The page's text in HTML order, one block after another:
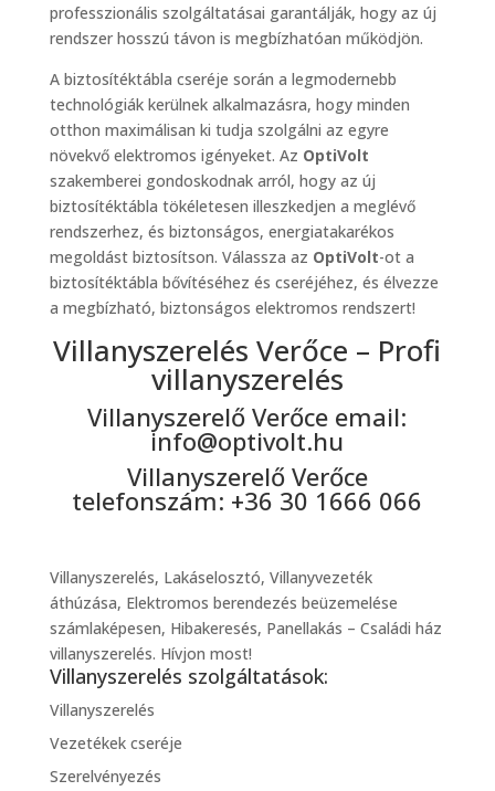
professzionális szolgáltatásai garantálják, hogy az új
rendszer hosszú távon is megbízhatóan működjön.
A biztosítéktábla cseréje során a legmodernebb
technológiák kerülnek alkalmazásra, hogy minden
otthon maximálisan ki tudja szolgálni az egyre
növekvő elektromos igényeket. Az OptiVolt
szakemberei gondoskodnak arról, hogy az új
biztosítéktábla tökéletesen illeszkedjen a meglévő
rendszerhez, és biztonságos, energiatakarékos
megoldást biztosítson. Válassza az OptiVolt-ot a
biztosítéktábla bővítéséhez és cseréjéhez, és élvezze
a megbízható, biztonságos elektromos rendszert!
Villanyszerelés Verőce – Profi
villanyszerelés
Villanyszerelő Verőce email:
info@optivolt.hu
Villanyszerelő Verőce
telefonszám: +36 30 1666 066
Villanyszerelés, Lakáselosztó, Villanyvezeték
áthúzása, Elektromos berendezés beüzemelése
számlaképesen, Hibakeresés, Panellakás – Családi ház
villanyszerelés. Hívjon most!
Villanyszerelés szolgáltatások:
Villanyszerelés
Vezetékek cseréje
Szerelvényezés